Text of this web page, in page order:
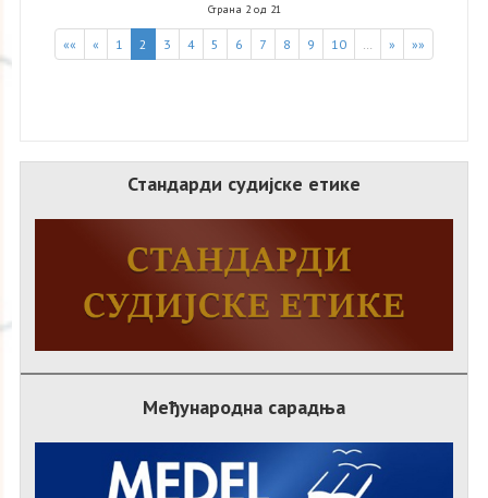
Страна 2 од 21
«« « 1 2 3 4 5 6 7 8 9 10 » »»
Стандарди судијске етике
Међународна сарадња